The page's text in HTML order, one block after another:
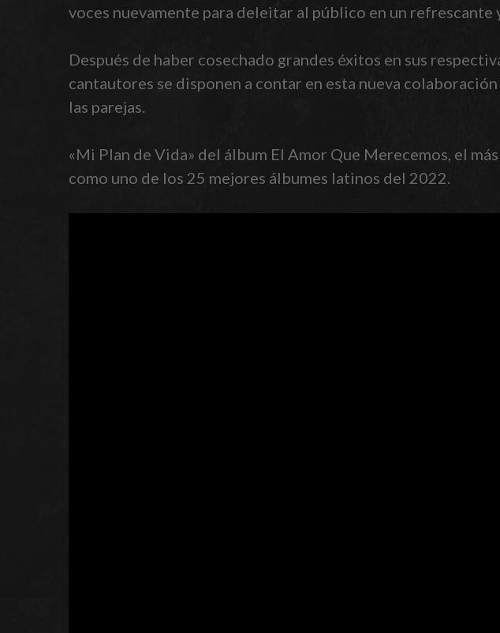
voces nuevamente para deleitar al público en un
Después de haber cosechado grandes éxitos en sus
cantautores se disponen a contar en esta nueva
las parejas.
«Mi Plan de Vida» del álbum El Amor Que Merecemos, el
como uno de los 25 mejores álbumes latinos del 2022.